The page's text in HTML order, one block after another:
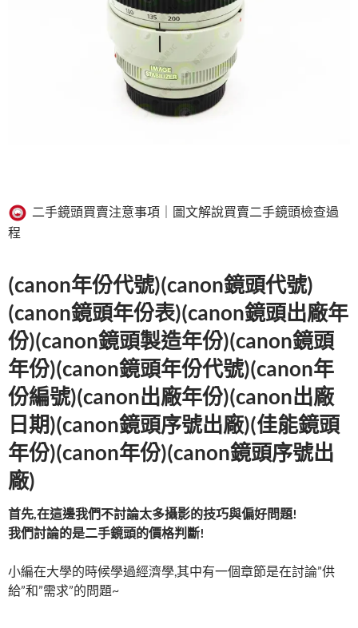
二手鏡頭買賣注意事項｜圖文解說買賣二手鏡頭檢查過
程
(canon年份代號)(canon鏡頭代號)
(canon鏡頭年份表)(canon鏡頭出廠年
份)(canon鏡頭製造年份)(canon鏡頭
年份)(canon鏡頭年份代號)(canon年
份編號)(canon出廠年份)(canon出廠
日期)(canon鏡頭序號出廠)(佳能鏡頭
年份)(canon年份)(canon鏡頭序號出
廠)
首先,在這邊我們不討論太多攝影的技巧與偏好問題!
我們討論的是二手鏡頭的價格判斷!
小編在大學的時候學過經濟學,其中有一個章節是在討論”供
給”和”需求”的問題~